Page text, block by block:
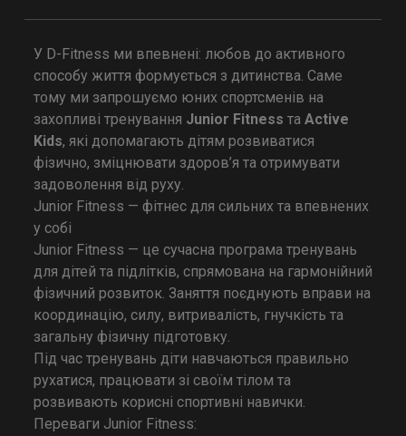
У D-Fitness ми впевнені: любов до активного
способу життя формується з дитинства. Саме
тому ми запрошуємо юних спортсменів на
захопливі тренування Junior Fitness та Active
Kids, які допомагають дітям розвиватися
фізично, зміцнювати здоров’я та отримувати
задоволення від руху.
Junior Fitness — фітнес для сильних та впевнених
у собі
Junior Fitness — це сучасна програма тренувань
для дітей та підлітків, спрямована на гармонійний
фізичний розвиток. Заняття поєднують вправи на
координацію, силу, витривалість, гнучкість та
загальну фізичну підготовку.
Під час тренувань діти навчаються правильно
рухатися, працювати зі своїм тілом та
розвивають корисні спортивні навички.
Переваги Junior Fitness: